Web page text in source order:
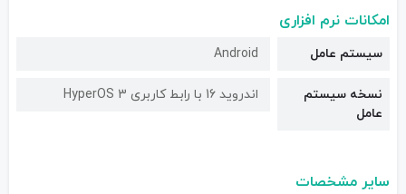
امکانات نرم افزاری
سیستم عامل Android
نسخه سیستم
عامل
اندروید 16 با رابط کاربری HyperOS 3
سایر مشخصات